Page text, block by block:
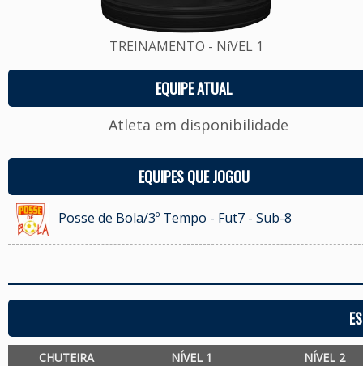
TREINAMENTO - NíVEL 1
EQUIPE ATUAL
Atleta em disponibilidade
EQUIPES QUE JOGOU
Posse de Bola/3º Tempo - Fut7 - Sub-8
CHUTEIRA NÍVEL 1 NÍVEL 2